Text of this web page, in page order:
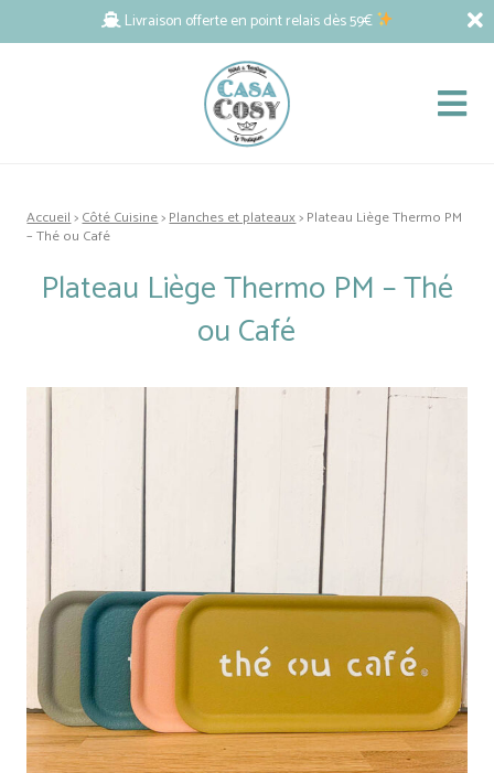
Livraison offerte en point relais dès 59€
Accueil>Côté Cuisine>Planches et plateaux> Plateau Liège Thermo PM
– Thé ou Café
Plateau Liège Thermo PM – Thé
ou Café